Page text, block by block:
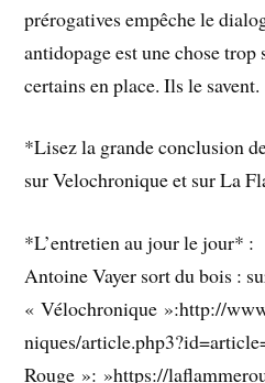
prérogatives empêche le
antidopage est une chose
certains en place. Ils le savent.
*Lisez la grande conclusion
sur Velochronique et sur La
*L’entretien au jour le jour* :
Antoine Vayer sort du bois :
« Vélochronique »:http://
niques/
Rouge »: »https://